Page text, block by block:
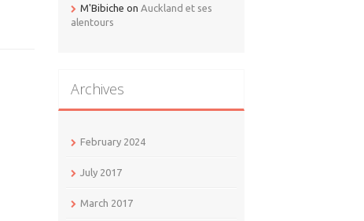
M'Bibiche on Auckland et ses
alentours
Archives
February 2024
July 2017
March 2017